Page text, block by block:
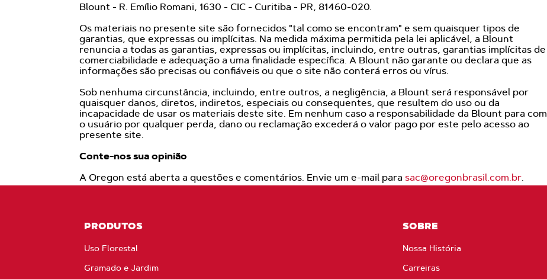
Blount - R. Emílio Romani, 1630 - CIC - Curitiba - PR, 81460-020.
Os materiais no presente site são fornecidos "tal como se encontram" e sem quaisquer tipos de
garantias, que expressas ou implícitas. Na medida máxima permitida pela lei aplicável, a Blount
renuncia a todas as garantias, expressas ou implícitas, incluindo, entre outras, garantias implícitas de
comerciabilidade e adequação a uma finalidade específica. A Blount não garante ou declara que as
informações são precisas ou confiáveis ou que o site não conterá erros ou vírus.
Sob nenhuma circunstância, incluindo, entre outros, a negligência, a Blount será responsável por
quaisquer danos, diretos, indiretos, especiais ou consequentes, que resultem do uso ou da
incapacidade de usar os materiais deste site. Em nenhum caso a responsabilidade da Blount para com
o usuário por qualquer perda, dano ou reclamação excederá o valor pago por este pelo acesso ao
presente site.
Conte-nos sua opinião
A Oregon está aberta a questões e comentários. Envie um e-mail para sac@oregonbrasil.com.br.
PRODUTOS
Uso Florestal
Gramado e Jardim
SOBRE
Nossa História
Carreiras